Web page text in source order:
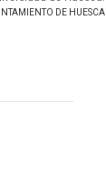
DE HUESCA